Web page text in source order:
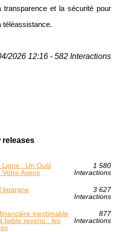
transparence et la sécurité pour
téléassistance.
2026 12:16 - 582 Interactions
releases
: Un Outil
Avenir
1 580
Interactions
3 627
Interactions
inestimable
faible revenu : les
877
Interactions